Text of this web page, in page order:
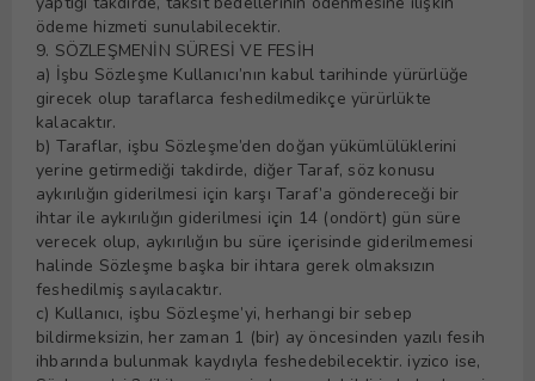
ödeme hizmeti sunulabilecektir.
9. SÖZLEŞMENİN SÜRESİ VE FESİH
a) İşbu Sözleşme Kullanıcı’nın kabul tarihinde yürürlüğe
girecek olup taraflarca feshedilmedikçe yürürlükte
kalacaktır.
b) Taraflar, işbu Sözleşme’den doğan yükümlülüklerini
yerine getirmediği takdirde, diğer Taraf, söz konusu
aykırılığın giderilmesi için karşı Taraf’a göndereceği bir
ihtar ile aykırılığın giderilmesi için 14 (ondört) gün süre
verecek olup, aykırılığın bu süre içerisinde giderilmemesi
halinde Sözleşme başka bir ihtara gerek olmaksızın
feshedilmiş sayılacaktır.
c) Kullanıcı, işbu Sözleşme’yi, herhangi bir sebep
bildirmeksizin, her zaman 1 (bir) ay öncesinden yazılı fesih
ihbarında bulunmak kaydıyla feshedebilecektir. iyzico ise,